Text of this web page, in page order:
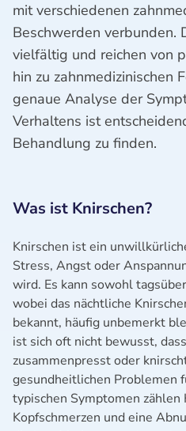
mit verschiedenen
Beschwerden verbunden.
vielfältig und reichen von
hin zu zahnmedizinischen
genaue Analyse der
Verhaltens ist
Behandlung zu finden.
Was ist Knirschen?
Knirschen ist ein
Stress, Angst oder
wird. Es kann sowohl
wobei das nächtliche
bekannt, häufig unbemerkt
ist sich oft nicht bewusst,
zusammenpresst oder
gesundheitlichen Problemen
typischen Symptomen zählen
Kopfschmerzen und eine